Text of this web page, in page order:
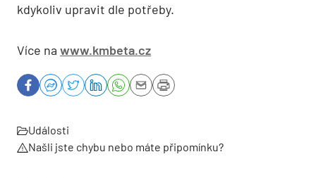
kdykoliv upravit dle potřeby.
Více na www.kmbeta.cz
Události
Našli jste chybu nebo máte připomínku?